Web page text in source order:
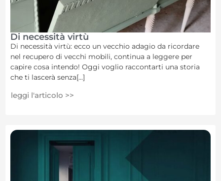
Di necessità virtù
Di necessità virtù: ecco un vecchio adagio da ricordare
nel recupero di vecchi mobili, continua a leggere per
capire cosa intendo! Oggi voglio raccontarti una storia
che ti lascerà senza[...]
leggi l'articolo >>